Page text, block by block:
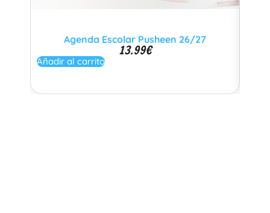
Agenda Escolar Pusheen 26/27
13.99€
Añadir al carrito